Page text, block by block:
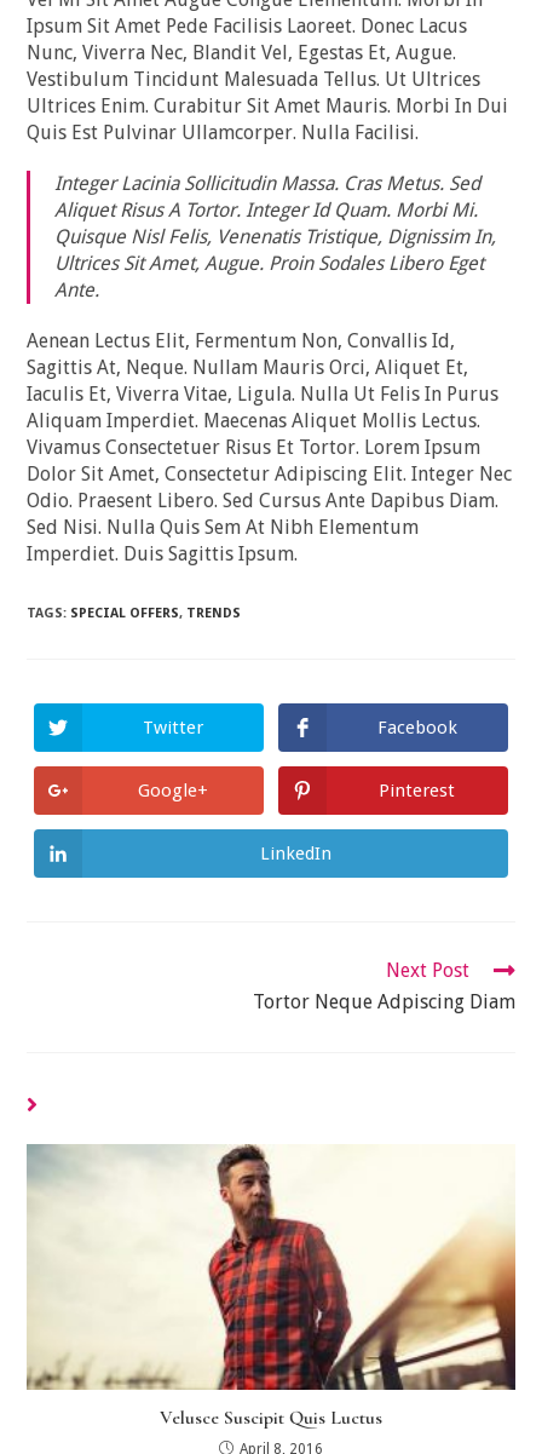
Ipsum Sit Amet Pede Facilisis Laoreet. Donec Lacus
Nunc, Viverra Nec, Blandit Vel, Egestas Et, Augue.
Vestibulum Tincidunt Malesuada Tellus. Ut Ultrices
Ultrices Enim. Curabitur Sit Amet Mauris. Morbi In Dui
Quis Est Pulvinar Ullamcorper. Nulla Facilisi.
Integer Lacinia Sollicitudin Massa. Cras Metus. Sed
Aliquet Risus A Tortor. Integer Id Quam. Morbi Mi.
Quisque Nisl Felis, Venenatis Tristique, Dignissim In,
Ultrices Sit Amet, Augue. Proin Sodales Libero Eget
Ante.
Aenean Lectus Elit, Fermentum Non, Convallis Id,
Sagittis At, Neque. Nullam Mauris Orci, Aliquet Et,
Iaculis Et, Viverra Vitae, Ligula. Nulla Ut Felis In Purus
Aliquam Imperdiet. Maecenas Aliquet Mollis Lectus.
Vivamus Consectetuer Risus Et Tortor. Lorem Ipsum
Dolor Sit Amet, Consectetur Adipiscing Elit. Integer Nec
Odio. Praesent Libero. Sed Cursus Ante Dapibus Diam.
Sed Nisi. Nulla Quis Sem At Nibh Elementum
Imperdiet. Duis Sagittis Ipsum.
TAGS: SPECIAL OFFERS, TRENDS
Opens
In
A
New
Window
Twitter
Opens
In
A
New
Window
Facebook
Opens
In
A
Google+
Opens
In
A
Pinterest
Opens
In
LinkedIn
Next Post
Tortor Neque Adpiscing Diam
Velusce Suscipit Quis Luctus
April 8, 2016